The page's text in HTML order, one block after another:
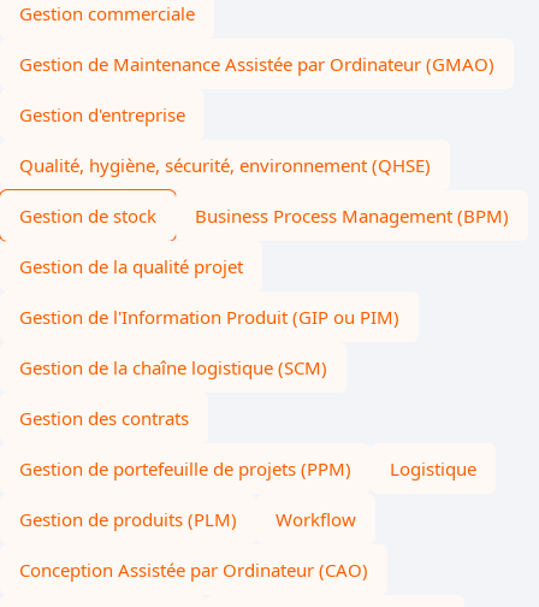
Gestion commerciale
Gestion de Maintenance Assistée par Ordinateur (GMAO)
Gestion d'entreprise
Qualité, hygiène, sécurité, environnement (QHSE)
Gestion de stock Business Process Management (BPM)
Gestion de la qualité projet
Gestion de l'Information Produit (GIP ou PIM)
Gestion de la chaîne logistique (SCM)
Gestion des contrats
Gestion de portefeuille de projets (PPM) Logistique
Gestion de produits (PLM) Workflow
Conception Assistée par Ordinateur (CAO)